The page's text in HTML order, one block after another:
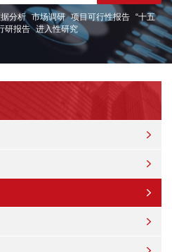
分析 市场调研 项目可行性报告
“十五
研报告 进入性研究